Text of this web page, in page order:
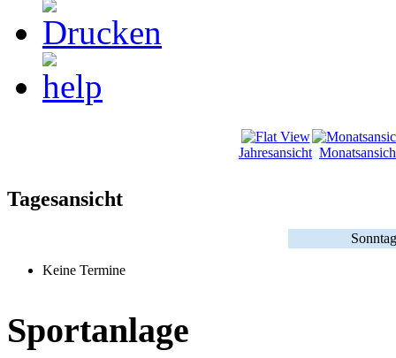
Jahresansicht
Tagesansicht
Keine Termine
Sportanlage